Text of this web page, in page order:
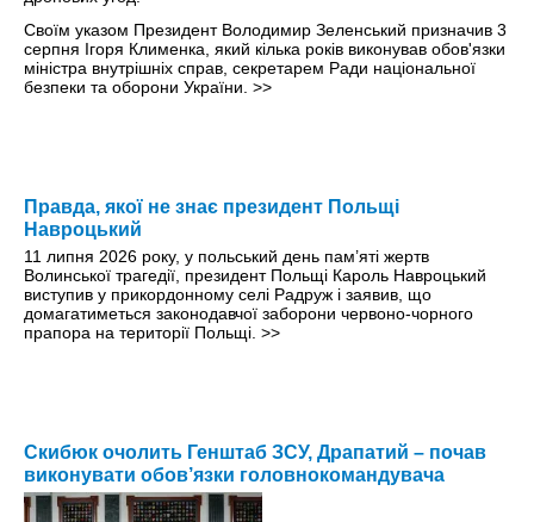
Своїм указом Президент Володимир Зеленський призначив 3
серпня Ігоря Клименка, який кілька років виконував обов'язки
міністра внутрішніх справ, секретарем Ради національної
безпеки та оборони України. >>
Правда, якої не знає президент Польщі
Навроцький
11 липня 2026 року, у польський день пам’яті жертв
Волинської трагедії, президент Польщі Кароль Навроцький
виступив у прикордонному селі Радруж і заявив, що
домагатиметься законодавчої заборони червоно-чорного
прапора на території Польщі. >>
Скибюк очолить Генштаб ЗСУ, Драпатий – почав
виконувати обов’язки головнокомандувача